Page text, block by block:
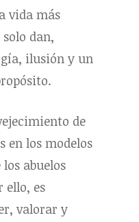
vida más
dan,
ilusión y un
de
en los modelos
abuelos
ello, es
valorar y